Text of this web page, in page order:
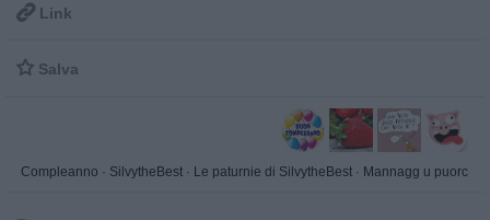
 Link
 Salva
Compleanno · SilvytheBest · Le paturnie di SilvytheBest · Mannagg u puorc